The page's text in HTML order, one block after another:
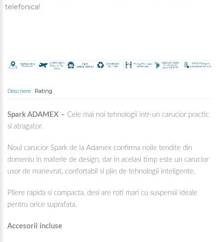
telefonica!
Descriere Rating
Spark ADAMEX – Cele mai noi tehnologii intr-un carucior practic
si atragator.
Noul carucior Spark de la Adamex confirma noile tendite din
domeniu in materie de design, dar in acelasi timp este un carucior
usor de manevrat, confortabil si plin de tehnologii inteligente.
Pliere rapida si compacta, desi are roti mari cu suspensii ideale
pentru orice suprafata.
Accesorii incluse